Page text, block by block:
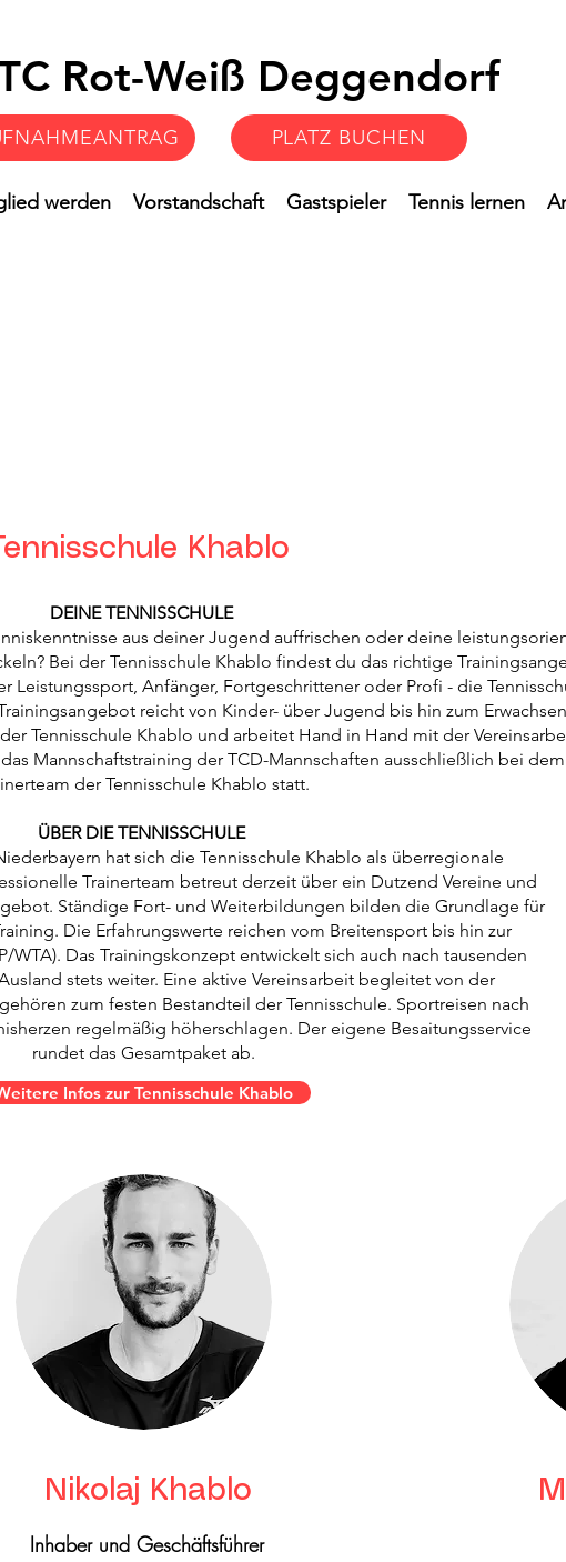
PLATZ BUCHEN
werden Vorstandschaft Gastspieler Tennis lernen
Rot-Weiß Deggendorf
Tennisschule Khablo
DEINE TENNISSCHULE
aus deiner Jugend auffrischen oder deine
Bei der Tennisschule Khablo findest du das richtige
Leistungssport, Anfänger, Fortgeschrittener oder Profi - die
reicht von Kinder- über Jugend bis hin zum
Tennisschule Khablo und arbeitet Hand in Hand mit der
Mannschaftstraining der TCD-Mannschaften ausschließlich bei
der Tennisschule Khablo statt.
ÜBER DIE TENNISSCHULE
hat sich die Tennisschule Khablo als überregionale
Trainerteam betreut derzeit über ein Dutzend Vereine und
Ständige Fort- und Weiterbildungen bilden die Grundlage für
Die Erfahrungswerte reichen vom Breitensport bis hin zur
WTA). Das Trainingskonzept entwickelt sich auch nach tausenden
stets weiter. Eine aktive Vereinsarbeit begleitet von der
zum festen Bestandteil der Tennisschule. Sportreisen nach
regelmäßig höherschlagen. Der eigene Besaitungsservice
rundet das Gesamtpaket ab.
Infos zur Tennisschule Khablo
Nikolaj Khablo
Inhaber und Geschäftsführer